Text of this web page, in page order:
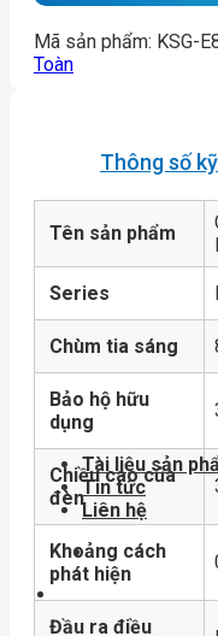
Tài liệu sản
Tin tức
Liên hệ
Mã sản phẩm: KSG-
Toàn
Thông số
Tên sản phẩm
Series
Chùm tia sáng
Bảo hộ hữu
dụng
Chiều cao của
đèn
Khoảng cách
phát hiện
Đầu ra điều